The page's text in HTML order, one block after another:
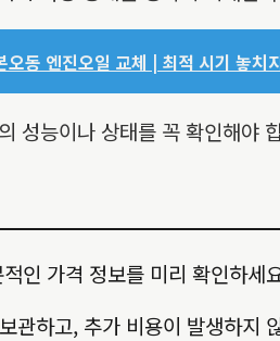
오동 엔진오일 교체 | 최적 시기 놓
성능이나 상태를 꼭 확인해야
인 가격 정보를 미리 확인하세
관하고, 추가 비용이 발생하지